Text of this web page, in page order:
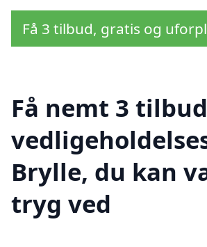
Få 3 tilbud, gratis og
Få nemt 3
Brylle, du kan
tryg ved